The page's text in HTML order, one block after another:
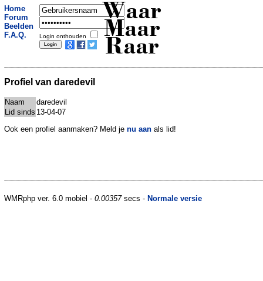
Home
Forum
Beelden
F.A.Q.
Login onthouden
Waar
Maar
Raar
Profiel van daredevil
Naam
daredevil
Lid sinds 13-04-07
Ook een profiel aanmaken? Meld je nu aan als lid!
WMRphp ver. 6.0 mobiel - 0.00357secs - Normale versie